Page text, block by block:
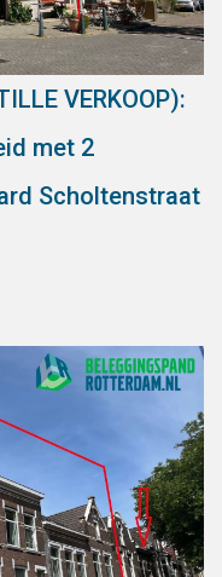
VERKOOP):
met 2
Scholtenstraat